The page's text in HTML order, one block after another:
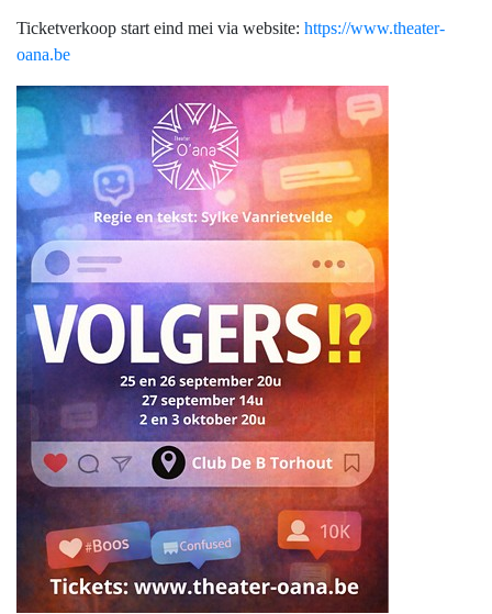
Ticketverkoop start eind mei via website: https://www.theater-
oana.be